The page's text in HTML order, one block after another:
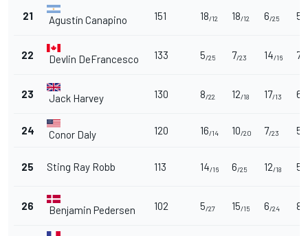
21 Agustín Canapino 151 18/12 18/12 6/25 5
22 Devlin DeFrancesco 133 5/25 7/23 14/16 7
23 Jack Harvey 130 8/22 12/18 17/13 6
24 Conor Daly 120 16/14 10/20 7/23 5
25 Sting Ray Robb 113 14/16 6/25 12/18 5
26 Benjamin Pedersen 102 5/27 15/15 6/24 8